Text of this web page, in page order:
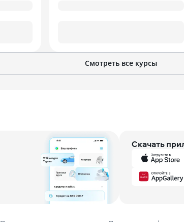
Смотреть все курсы
Скачать